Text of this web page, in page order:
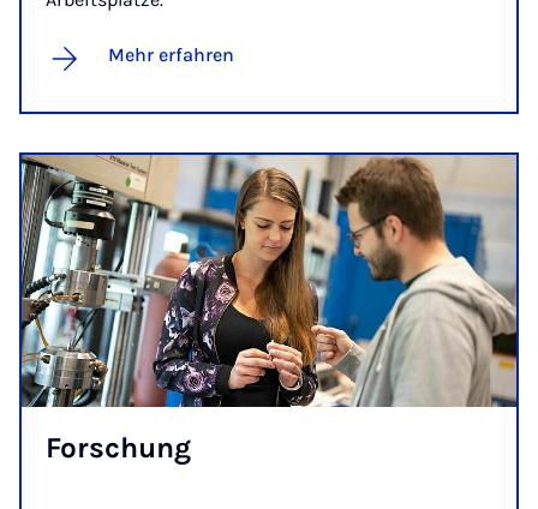
Mehr erfahren
For­schung